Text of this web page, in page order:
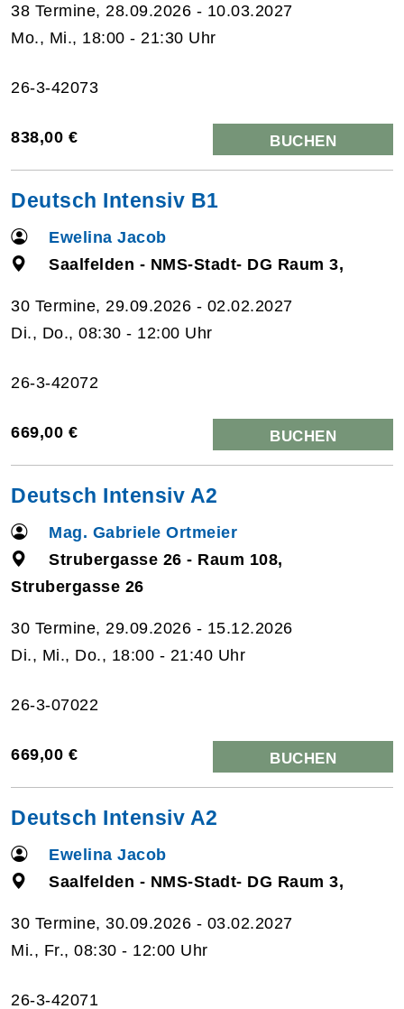
38 Termine, 28.09.2026 - 10.03.2027
Mo., Mi., 18:00 - 21:30 Uhr
26-3-42073
838,00 € BUCHEN
Deutsch Intensiv B1
Ewelina Jacob
Saalfelden - NMS-Stadt- DG Raum 3,
30 Termine, 29.09.2026 - 02.02.2027
Di., Do., 08:30 - 12:00 Uhr
26-3-42072
669,00 € BUCHEN
Deutsch Intensiv A2
Mag. Gabriele Ortmeier
Strubergasse 26 - Raum 108,
Strubergasse 26
30 Termine, 29.09.2026 - 15.12.2026
Di., Mi., Do., 18:00 - 21:40 Uhr
26-3-07022
669,00 € BUCHEN
Deutsch Intensiv A2
Ewelina Jacob
Saalfelden - NMS-Stadt- DG Raum 3,
30 Termine, 30.09.2026 - 03.02.2027
Mi., Fr., 08:30 - 12:00 Uhr
26-3-42071